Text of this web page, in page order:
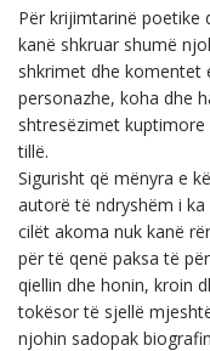
Për krijimtarinë poetike
kanë shkruar shumë
shkrimet dhe komentet
personazhe, koha dhe
shtresëzimet
tillë.
Sigurisht që mënyra e
autorë të ndryshëm i
cilët akoma nuk kanë
për të qenë paksa të
qiellin dhe honin, kroin
tokësor të sjellë
njohin sadopak